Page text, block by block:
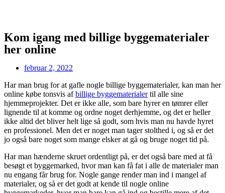
Kom igang med billige byggematerialer
her online
februar 2, 2022
Har man brug for at gafle nogle billige byggematerialer, kan man her
online købe tonsvis afbillige byggematerialertil alle sine
hjemmeprojekter. Det er ikke alle, som bare hyrer en tømrer eller
lignende til at komme og ordne noget derhjemme, og det er heller
ikke altid det bliver helt lige så godt, som hvis man nu havde hyret
en professionel. Men det er noget man tager stolthed i, og så er det
jo også bare noget som mange elsker at gå og bruge noget tid på.
Har man hænderne skruet ordentligt på, er det også bare med at få
besøgt et byggemarked, hvor man kan få fat i alle de materialer man
nu engang får brug for. Nogle gange render man ind i mangel af
materialer, og så er det godt at kende til nogle online